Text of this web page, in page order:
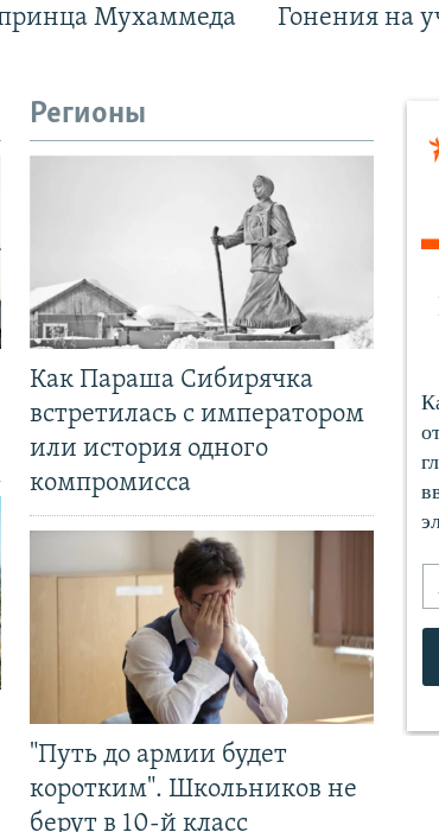
Мухаммеда
Гонения на
Регионы
Как Параша Сибирячка
встретилась с императором
или история одного
компромисса
"Путь до армии будет
коротким". Школьников не
берут в 10-й класс